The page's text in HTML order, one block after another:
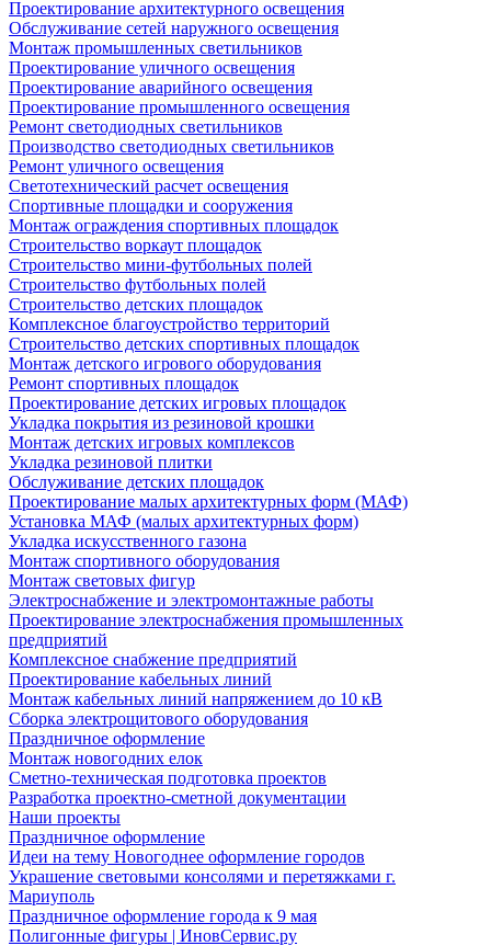
Проектирование архитектурного освещения
Обслуживание сетей наружного освещения
Монтаж промышленных светильников
Проектирование уличного освещения
Проектирование аварийного освещения
Проектирование промышленного освещения
Ремонт светодиодных светильников
Производство светодиодных светильников
Ремонт уличного освещения
Светотехнический расчет освещения
Спортивные площадки и сооружения
Монтаж ограждения спортивных площадок
Строительство воркаут площадок
Строительство мини-футбольных полей
Строительство футбольных полей
Строительство детских площадок
Комплексное благоустройство территорий
Строительство детских спортивных площадок
Монтаж детского игрового оборудования
Ремонт спортивных площадок
Проектирование детских игровых площадок
Укладка покрытия из резиновой крошки
Монтаж детских игровых комплексов
Укладка резиновой плитки
Обслуживание детских площадок
Проектирование малых архитектурных форм (МАФ)
Установка МАФ (малых архитектурных форм)
Укладка искусственного газона
Монтаж спортивного оборудования
Монтаж световых фигур
Электроснабжение и электромонтажные работы
Проектирование электроснабжения промышленных
предприятий
Комплексное снабжение предприятий
Проектирование кабельных линий
Монтаж кабельных линий напряжением до 10 кВ
Сборка электрощитового оборудования
Праздничное оформление
Монтаж новогодних елок
Сметно-техническая подготовка проектов
Разработка проектно-сметной документации
Наши проекты
Праздничное оформление
Идеи на тему Новогоднее оформление городов
Украшение световыми консолями и перетяжками г.
Мариуполь
Праздничное оформление города к 9 мая
Полигонные фигуры | ИновСервис.ру